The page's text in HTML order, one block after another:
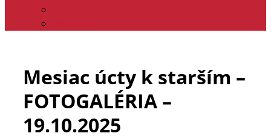
Mesiac úcty k starším –
FOTOGALÉRIA –
19.10.2025